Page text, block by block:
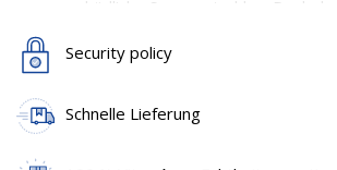
gegen schädliche Sonnenstrahlen. Dank
Wirkung der E-Vitamine hilft diese
vorzeitige Altern der Haut und die durch
für die tägliche Anwendung, schützt gegen
Security policy
Schnelle Lieferung